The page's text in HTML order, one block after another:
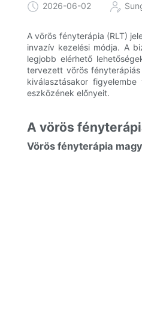
2026-06-02
A vörös fényterápia (RLT)
invazív kezelési módja. A
legjobb elérhető
tervezett vörös
kiválasztásakor
eszközének előnyeit.
A vörös
Vörös fényterápia